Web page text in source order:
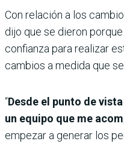
Con relación a los
dijo que se dieron
confianza para realizar
cambios a medida que
“Desde el punto de
un equipo que me
empezar a generar los